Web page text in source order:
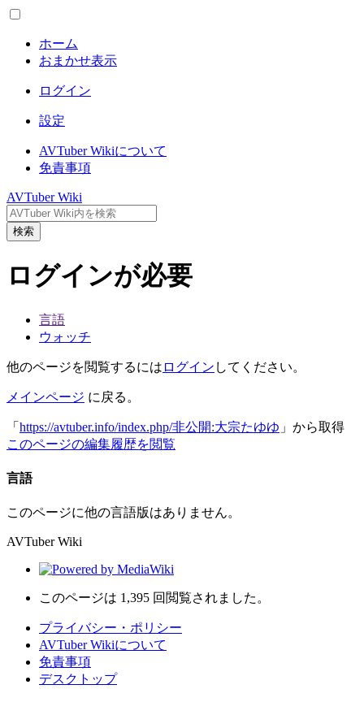
ホーム
おまかせ表示
ログイン
設定
AVTuber Wikiについて
免責事項
AVTuber Wiki
検索
ログインが必要
言語
ウォッチ
他のページを閲覧するには ログイン してください。
メインページ に戻る。
「 https://avtuber.info/index.php/非公開:大宗たゆゆ 」から取得
このページの編集履歴を閲覧
言語
このページに他の言語版はありません。
AVTuber Wiki
このページは 1,395 回閲覧されました。
プライバシー・ポリシー
AVTuber Wikiについて
免責事項
デスクトップ